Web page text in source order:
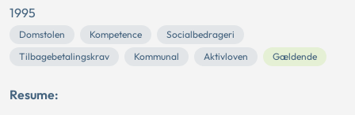
1995
Domstolen Kompetence
Socialbedrageri
Tilbagebetalingskrav
Kommunal Aktivloven Gældende
Resume: